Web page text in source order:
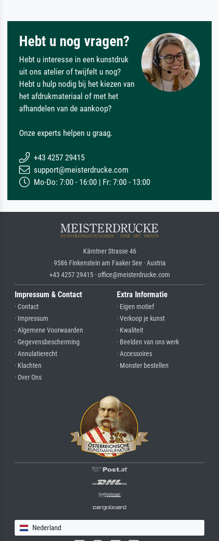
Hebt u nog vragen?
Hebt u interesse in een kunstdruk
uit ons atelier of twijfelt u nog?
Hebt u hulp nodig bij het kiezen van
het afdrukmateriaal of met het
afhandelen van de aankoop?
Onze experts helpen u graag.
+43 4257 29415
support@meisterdrucke.com
Mo-Do: 7:00 - 16:00 | Fr: 7:00 - 13:00
Kärntner Strasse 46
9586 Finkenstein am Faaker See · Austria
+43 4257 29415 · office@meisterdrucke.com
Impressum & Contact
· Contact
· Impressum
· Algemene Voorwaarden
· Gegevensbescherming
· Annulatierecht
· Klachten
· Over Ons
Extra Informatie
· Eigen motief
· Verkoop je kunst
· Kwaliteit
· Beelden van ons werk
· Accessoires
· Monster bestellen
Nederland